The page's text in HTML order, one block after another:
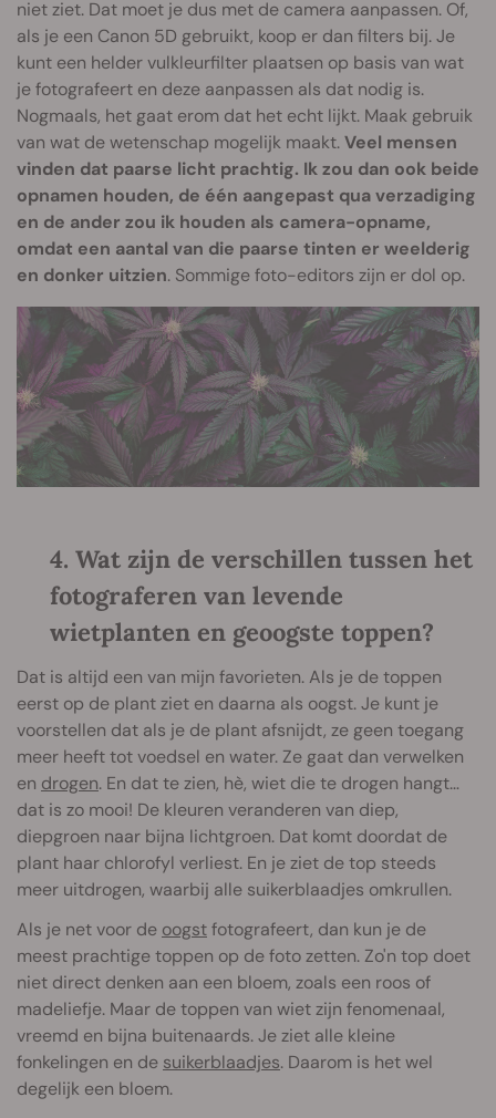
niet ziet. Dat moet je dus met de camera aanpassen. Of,
als je een Canon 5D gebruikt, koop er dan filters bij. Je
kunt een helder vulkleurfilter plaatsen op basis van wat
je fotografeert en deze aanpassen als dat nodig is.
Nogmaals, het gaat erom dat het echt lijkt. Maak gebruik
van wat de wetenschap mogelijk maakt.Veel mensen
vinden dat paarse licht prachtig. Ik zou dan ook beide
opnamen houden, de één aangepast qua verzadiging
en de ander zou ik houden als camera-opname,
omdat een aantal van die paarse tinten er weelderig
en donker uitzien. Sommige foto-editors zijn er dol op.
4. Wat zijn de verschillen tussen het
fotograferen van levende
wietplanten en geoogste toppen?
Dat is altijd een van mijn favorieten. Als je de toppen
eerst op de plant ziet en daarna als oogst. Je kunt je
voorstellen dat als je de plant afsnijdt, ze geen toegang
meer heeft tot voedsel en water. Ze gaat dan verwelken
en drogen. En dat te zien, hè, wiet die te drogen hangt…
dat is zo mooi! De kleuren veranderen van diep,
diepgroen naar bijna lichtgroen. Dat komt doordat de
plant haar chlorofyl verliest. En je ziet de top steeds
meer uitdrogen, waarbij alle suikerblaadjes omkrullen.
Als je net voor de oogstfotografeert, dan kun je de
meest prachtige toppen op de foto zetten. Zo'n top doet
niet direct denken aan een bloem, zoals een roos of
madeliefje. Maar de toppen van wiet zijn fenomenaal,
vreemd en bijna buitenaards. Je ziet alle kleine
fonkelingen en de suikerblaadjes. Daarom is het wel
degelijk een bloem.